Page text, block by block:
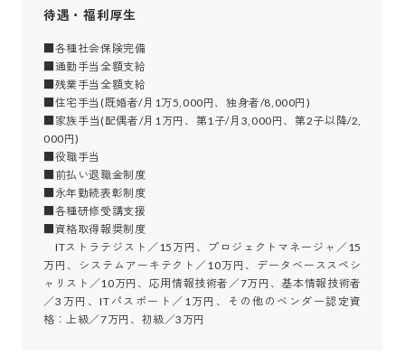
待遇・福利厚生
■各種社会保険完備
■通勤手当全額支給
■残業手当全額支給
■住宅手当(既婚者/月1万5,000円、独身者/8,000円)
■家族手当(配偶者/月1万円、第1子/月3,000円、第2子以降/2,
000円)
■役職手当
■前払い退職金制度
■永年勤続表彰制度
■各種研修受講支援
■資格取得報奨制度
ITストラテジスト／15万円、プロジェクトマネージャ／15
万円、システムアーキテクト／10万円、データベーススペシ
ャリスト／10万円、応用情報技術者／7万円、基本情報技術者
／3万円、ITパスポート／1万円、その他のベンダー認定資
格：上級／7万円、初級／3万円